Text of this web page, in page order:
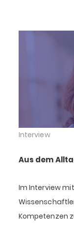
Interview
Aus dem
Im Interview
Kompetenzen